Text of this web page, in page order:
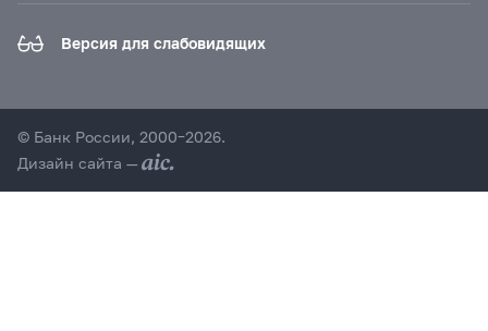
Версия для слабовидящих
© Банк России, 2000–2026.
Дизайн сайта —